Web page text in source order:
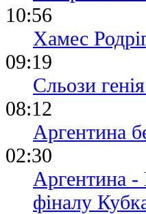
10:56
Хамес
09:19
Сльози
08:12
Аргентина
02:30
Аргентина -
фіналу